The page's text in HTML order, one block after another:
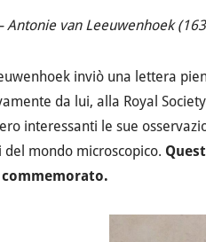
van Leeuwenhoek
inviò una lettera
da lui, alla Royal
interessanti le sue
del mondo microscopico.
commemorato.